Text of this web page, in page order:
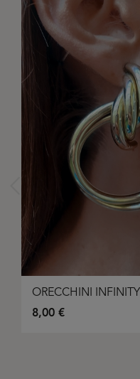
ORECCHINI INFINITY
8,00 €